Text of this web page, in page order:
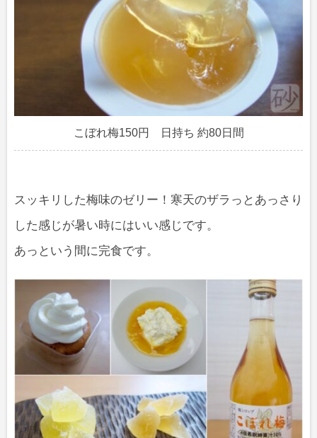
こぼれ梅150円 日持ち 約80日間
スッキリした梅味のゼリー！寒天のザラっとあっさり
した感じが暑い時にはいい感じです。
あっという間に完食です。